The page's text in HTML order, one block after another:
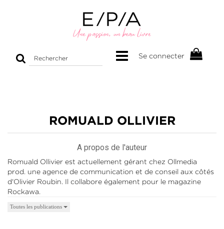
Rechercher
Se connecter
ROMUALD OLLIVIER
A propos de l'auteur
Romuald Ollivier est actuellement gérant chez Ollmedia
prod. une agence de communication et de conseil aux côtés
d'Olivier Roubin. Il collabore également pour le magazine
Rockawa.
Toutes les publications